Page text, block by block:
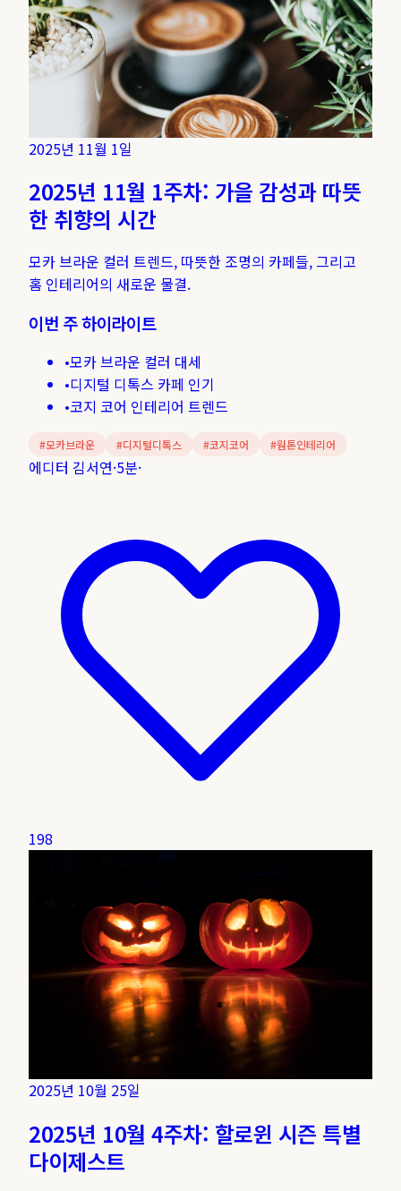
2025년 11월 1일
2025년 11월 1주차: 가을 감성과 따뜻
한 취향의 시간
모카 브라운 컬러 트렌드, 따뜻한 조명의 카페들, 그리고
홈 인테리어의 새로운 물결.
이번 주 하이라이트
•모카 브라운 컬러 대세
•디지털 디톡스 카페 인기
•코지 코어 인테리어 트렌드
#모카브라운 #디지털디톡스 #코지코어 #웜톤인테리어
에디터 김서연·5분·
198
2025년 10월 25일
2025년 10월 4주차: 할로윈 시즌 특별
다이제스트